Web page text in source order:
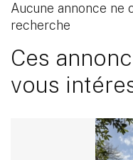
Aucune annonce ne
recherche
Ces
vous